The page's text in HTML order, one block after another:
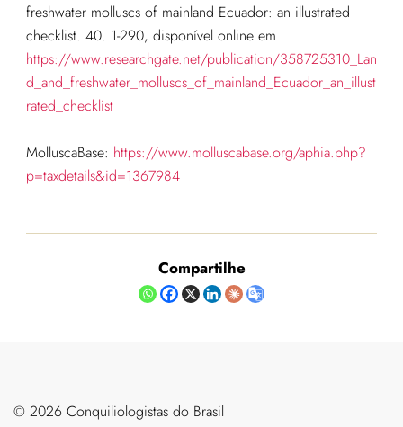
freshwater molluscs of mainland Ecuador: an illustrated
checklist. 40. 1-290, disponível online em
https://www.researchgate.net/publication/358725310_Lan
d_and_freshwater_molluscs_of_mainland_Ecuador_an_illust
rated_checklist
MolluscaBase: https://www.molluscabase.org/aphia.php?
p=taxdetails&id=1367984
Compartilhe
©️ 2026 Conquiliologistas do Brasil